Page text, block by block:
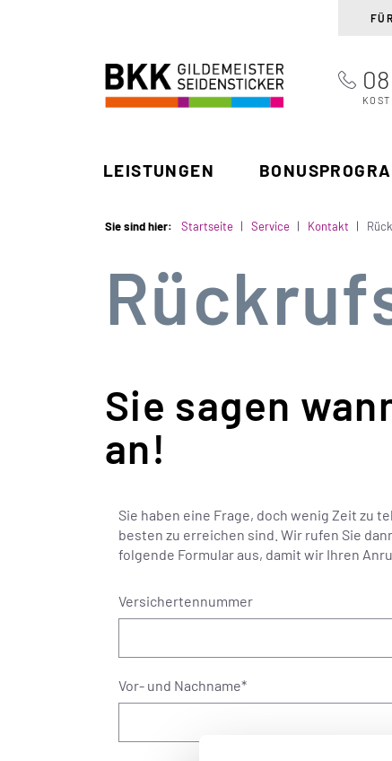
BKK Gildemeister
Seidensticker
Suchen
LEISTUNGEN
Sie sind hier: Startseite Service Kontakt
Sie sagen
an!
Sie haben eine Frage, doch wenig Zeit zu
besten zu erreichen sind. Wir rufen Sie
folgende Formular aus, damit wir Ihren
Versichertennummer
Vor- und Nachname*